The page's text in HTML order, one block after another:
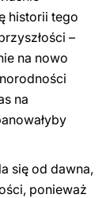
historii tego
–
na nowo
na
się od dawna,
ponieważ